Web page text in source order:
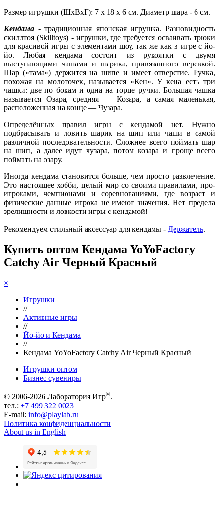
Размер игрушки (ШхВхГ): 7 х 18 х 6 см. Диаметр шара - 6 см.
Кендама - традиционная японская игрушка. Разновидность
скиллтоя (Skilltoys) - игрушки, где требуется осваивать трюки
для красивой игры с элементами шоу, так же как в игре с йо-
йо. Любая кендама состоит из рукоятки с двумя
выступающими чашами и шарика, привязанного веревкой.
Шар («тама») держится на шипе и имеет отверстие. Ручка,
похожая на молоточек, называется «Кен». У кена есть три
чашки: две по бокам и одна на торце ручки. Большая чашка
называется Озара, средняя — Козара, а самая маленькая,
расположенная на конце — Чузара.
Определённых правил игры с кендамой нет. Нужно
подбрасывать и ловить шарик на шип или чаши в самой
различной последовательности. Сложнее всего поймать шар
на шип, а далее идут чузара, потом козара и проще всего
поймать на озару.
Иногда кендама становится больше, чем просто развлечение.
Это настоящее хобби, целый мир со своими правилами, про-
игроками, чемпионами и соревнованиями, где возраст и
физические данные игрока не имеют значения. Нет предела
зрелищности и ловкости игры с кендамой!
Рекомендуем стильный аксессуар для кендамы - Держатель.
Купить оптом Кендама YoYoFactory
Catchy Air Черный Красный
×
Игрушки
//
Активные игры
//
Йо-йо и Кендама
//
Кендама YoYoFactory Catchy Air Черный Красный
Игрушки оптом
Бизнес сувениры
© 2006-2026 Лаборатория Игр®.
тел.: +7 499 322 0023
E-mail: info@playlab.ru
Политика конфиденциальности
About us in English